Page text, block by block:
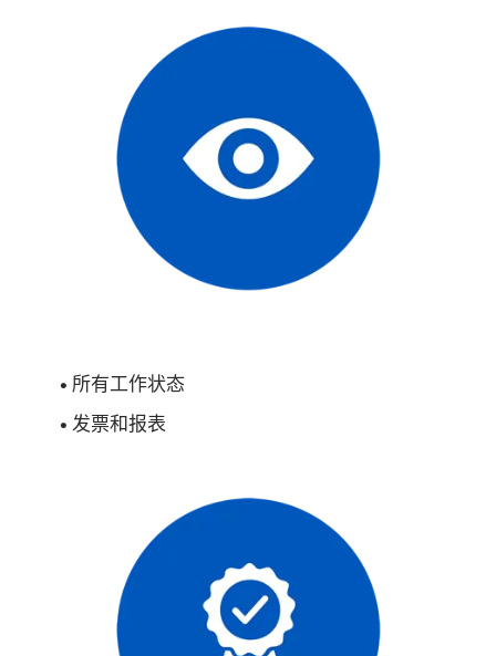
• 所有工作状态
• 发票和报表